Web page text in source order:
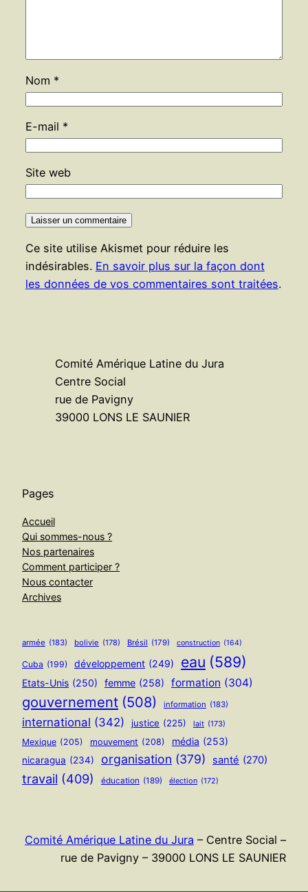
Nom *
E-mail *
Site web
Ce site utilise Akismet pour réduire les
indésirables. En savoir plus sur la façon dont
les données de vos commentaires sont traitées.
Comité Amérique Latine du Jura
Centre Social
rue de Pavigny
39000 LONS LE SAUNIER
Pages
Accueil
Qui sommes-nous ?
Nos partenaires
Comment participer ?
Nous contacter
Archives
armée (183) bolivie (178) Brésil (179) construction (164)
Cuba (199) développement (249) eau (589)
Etats-Unis (250) femme (258) formation (304)
gouvernement (508) information (183)
international (342) justice (225) lait (173)
Mexique (205) mouvement (208) média (253)
nicaragua (234) organisation (379) santé (270)
travail (409) éducation (189) élection (172)
Comité Amérique Latine du Jura – Centre Social –
rue de Pavigny – 39000 LONS LE SAUNIER